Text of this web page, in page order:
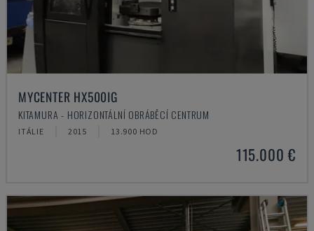
MYCENTER HX500IG
KITAMURA - HORIZONTÁLNÍ OBRÁBĚCÍ CENTRUM
ITÁLIE 2015 13.900 HOD
115.000 €